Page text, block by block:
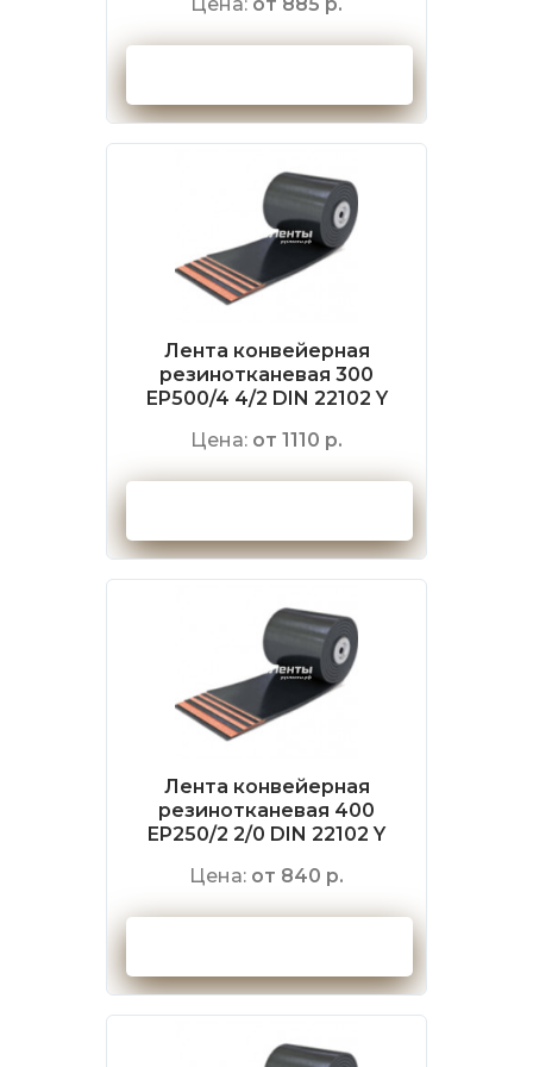
Цена: от 885 р.
Лента конвейерная
резинотканевая 300
EP500/4 4/2 DIN 22102 Y
Цена: от 1110 р.
Лента конвейерная
резинотканевая 400
EP250/2 2/0 DIN 22102 Y
Цена: от 840 р.